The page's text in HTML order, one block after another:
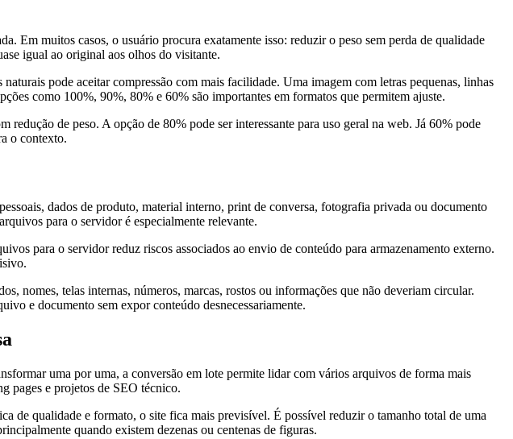
Em muitos casos, o usuário procura exatamente isso: reduzir o peso sem perda de qualidade
igual ao original aos olhos do visitante.
pode aceitar compressão com mais facilidade. Uma imagem com letras pequenas, linhas
como 100%, 90%, 80% e 60% são importantes em formatos que permitem ajuste.
de peso. A opção de 80% pode ser interessante para uso geral na web. Já 60% pode
o contexto.
dados de produto, material interno, print de conversa, fotografia privada ou documento
para o servidor é especialmente relevante.
para o servidor reduz riscos associados ao envio de conteúdo para armazenamento externo.
nomes, telas internas, números, marcas, rostos ou informações que não deveriam circular.
e documento sem expor conteúdo desnecessariamente.
uma por uma, a conversão em lote permite lidar com vários arquivos de forma mais
pages e projetos de SEO técnico.
de qualidade e formato, o site fica mais previsível. É possível reduzir o tamanho total de uma
quando existem dezenas ou centenas de figuras.